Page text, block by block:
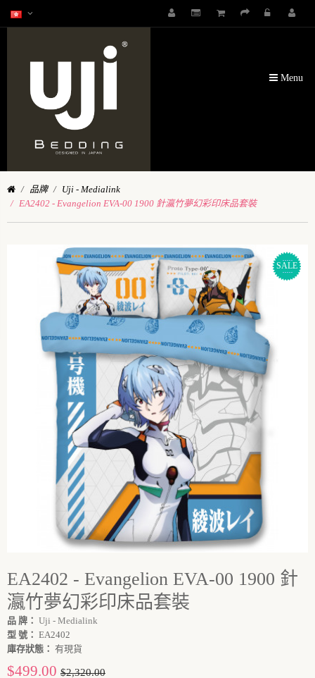
Menu
品牌
Uji - Medialink
EA2402 - Evangelion EVA-00 1900 針瀛竹夢幻彩印床品套裝
SALE
EA2402 - Evangelion EVA-00 1900 針
瀛竹夢幻彩印床品套裝
品 牌： Uji - Medialink
型 號： EA2402
庫存狀態： 有現貨
$499.00 $2,320.00